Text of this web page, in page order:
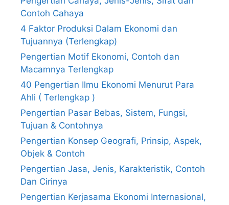
Contoh Cahaya
4 Faktor Produksi Dalam Ekonomi dan
Tujuannya (Terlengkap)
Pengertian Motif Ekonomi, Contoh dan
Macamnya Terlengkap
40 Pengertian Ilmu Ekonomi Menurut Para
Ahli ( Terlengkap )
Pengertian Pasar Bebas, Sistem, Fungsi,
Tujuan & Contohnya
Pengertian Konsep Geografi, Prinsip, Aspek,
Objek & Contoh
Pengertian Jasa, Jenis, Karakteristik, Contoh
Dan Cirinya
Pengertian Kerjasama Ekonomi Internasional,